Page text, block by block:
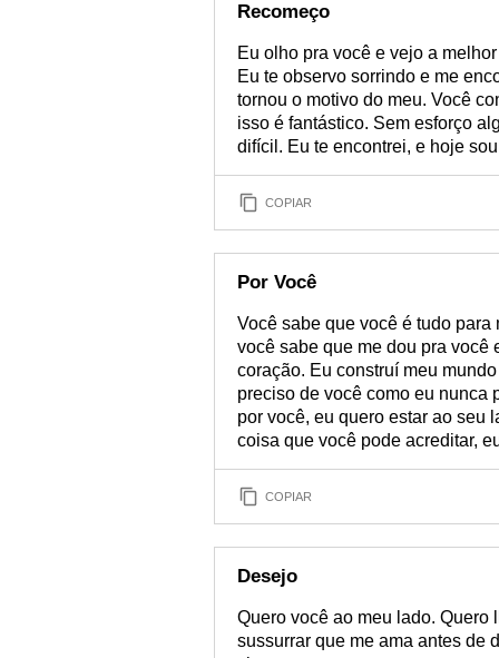
Recomeço
Eu olho pra você e vejo a
Eu te observo sorrindo e me
tornou o motivo do meu. Você
isso é fantástico. Sem esforço
difícil. Eu te encontrei, e hoje
COPIAR
Por Você
Você sabe que você é tudo
você sabe que me dou pra você
coração. Eu construí meu
preciso de você como eu nunca
por você, eu quero estar ao seu
coisa que você pode acreditar,
COPIAR
Desejo
Quero você ao meu lado. Quero
sussurrar que me ama antes de